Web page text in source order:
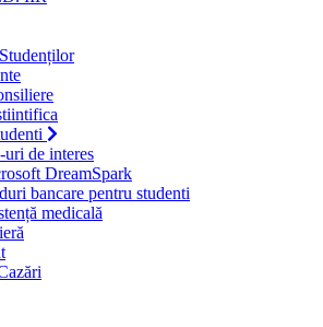
uri de interes
DreamSpark
bancare pentru studenti
medicală